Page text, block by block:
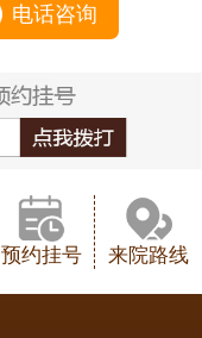
电话咨询
预约挂号 来院路线